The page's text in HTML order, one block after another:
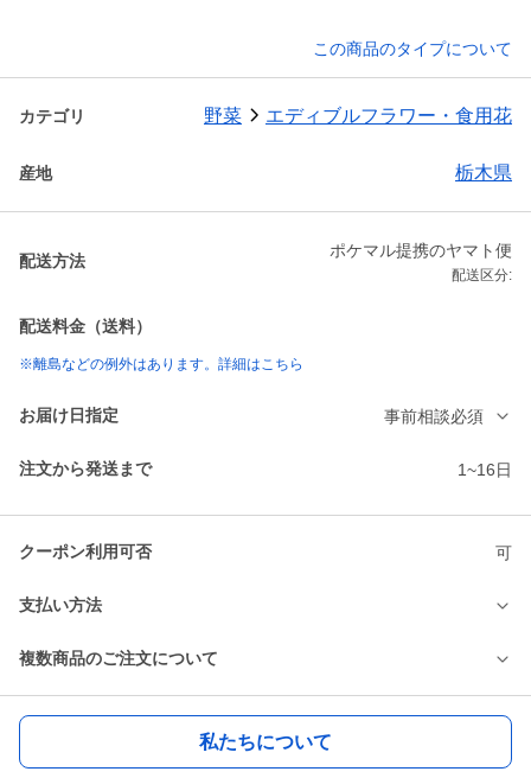
この商品のタイプについて
カテゴリ 野菜 エディブルフラワー・食用花
産地 栃木県
配送方法
ポケマル提携のヤマト便
配送区分:
配送料金（送料）
※離島などの例外はあります。詳細はこちら
お届け日指定 事前相談必須
注文から発送まで 1~16日
クーポン利用可否 可
支払い方法
複数商品のご注文について
私たちについて